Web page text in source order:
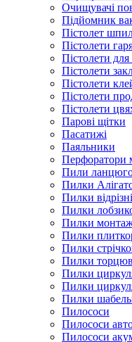
Очищувачі
Підйомник
Пістолет
Пістолети
Пістолети
Пістолети
Пістолети
Пістолети
Пістолети
Парові щітки
Пасатижі
Паяльники
Перфоратори
Пили
Пилки
Пилки відрізні
Пилки
Пилки
Пилки
Пилки
Пилки
Пилки
Пилки
Пилки
Пилососи
Пилососи
Пилососи